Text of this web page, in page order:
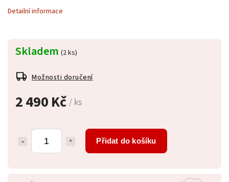
2 490 Kč/ ks
Přidat do košíku
Skladem (2 ks)
Možnosti doručení
Detailní informace